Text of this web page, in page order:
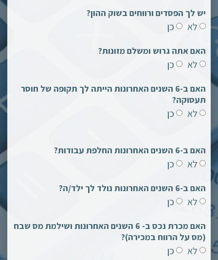
יש לך הפסדים ורווחים בשוק ההון?
לא כן
האם אתה גרוש ומשלם מזונות?
לא כן
האם ב-6 השנים האחרונות הייתה לך תקופה של חוסר
תעסוקה?
לא כן
האם ב-6 השנים האחרונות החלפת עבודות?
לא כן
האם ב-6 השנים האחרונות נולד לך ילד/ה?
לא כן
האם מכרת נכס ב- 6 השנים האחרונות ושילמת מס שבח
(מס על הרווח במכירה)?
לא כן